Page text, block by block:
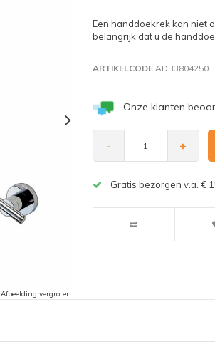
Afbeelding vergroten
Een handdoekrek kan niet
belangrijk dat u de
ARTIKELCODEADB3804250
Onze klanten
- +
Gratis bezorgen v.a. €